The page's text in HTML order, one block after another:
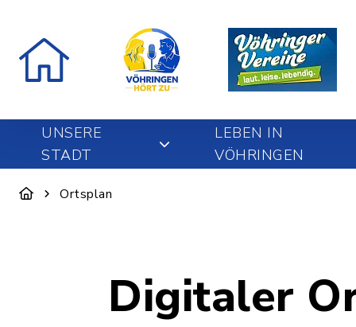
UNSERE
STADT
LEBEN IN
VÖHRINGEN
Ortsplan
Digitaler